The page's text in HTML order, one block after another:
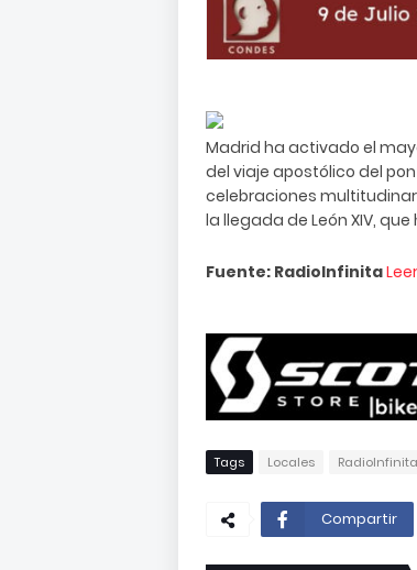
Madrid ha activado el
del viaje apostólico del
celebraciones
la llegada de León XIV,
Fuente: RadioInfinita
Tags Locales RadioInfinita
Compartir